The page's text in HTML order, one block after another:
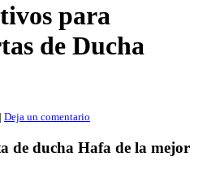
para
de Ducha
| Deja un comentario
de ducha Hafa de la mejor